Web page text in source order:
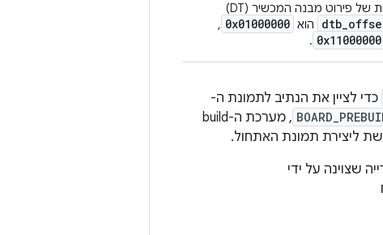
, הוא מספק את כתובת הטעינה הפיזית של פירוט מבנה המכשיר (DT)
dtb_ הוא 0x01000000
,
0x11000000
.
כדי לציין את הנתיב לתמונת ה-
, מערכת ה-build